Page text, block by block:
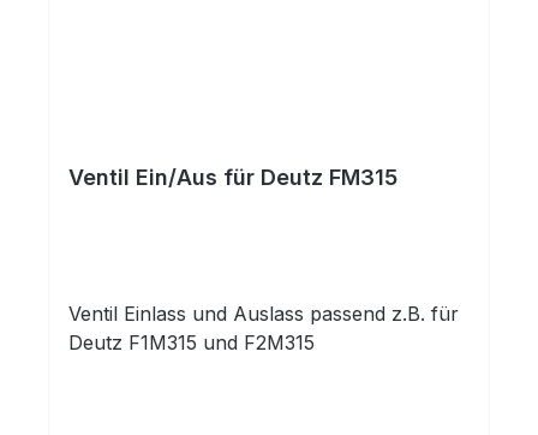
Ventil Ein/Aus für Deutz FM315
Ventil Einlass und Auslass passend z.B. für
Deutz F1M315 und F2M315